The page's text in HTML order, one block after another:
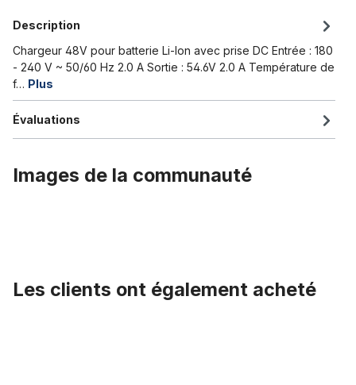
Description
Chargeur 48V pour batterie Li-Ion avec prise DC Entrée : 180
- 240 V ~ 50/60 Hz 2.0 A Sortie : 54.6V 2.0 A Température de
f… Plus
Évaluations
Images de la communauté
Les clients ont également acheté